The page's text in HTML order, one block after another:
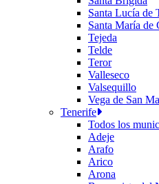
Santa Lucía de
Santa María de
Tejeda
Telde
Teror
Valleseco
Valsequillo
Vega de San
Tenerife
Todos los
Adeje
Arafo
Arico
Arona